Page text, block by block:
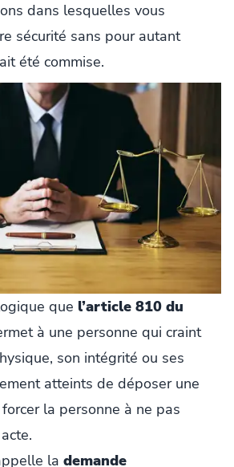
dans lesquelles vous
sécurité sans pour autant
été commise.
que l’article 810 du
à une personne qui craint
son intégrité ou ses
atteints de déposer une
la personne à ne pas
la demande